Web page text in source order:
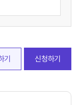
기 신청하기